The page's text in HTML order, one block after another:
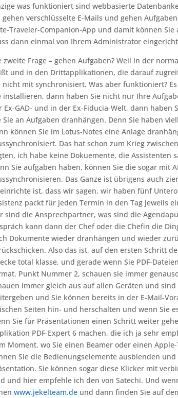
was funktioniert sind webbasierte
gehen verschlüsselte E-Mails und gehen
Traveler-Companion-App und damit können
dann einmal von Ihrem Administrator
zweite Frage – gehen Aufgaben? Weil in der
und in den Drittapplikationen, die darauf
nicht mit synchronisiert. Was aber funktioniert?
installieren, dann haben Sie nicht nur Ihre
Ex-GAD- und in der Ex-Fiducia-Welt, dann
Sie an Aufgaben dranhängen. Denn Sie haben
können Sie im Lotus-Notes eine Anlage
Das hat schon zum Krieg
ich habe keine Dokuemente, die Assistenten
Sie aufgaben haben, können Sie die sogar mit
Das Ganze ist übrigens auch
ist, dass wir sagen, wir haben fünf
packt für jeden Termin in den Tag jeweils
sind die Ansprechpartner, was sind die
kann dann der Chef oder die Chefin die
Dokumente wieder dranhängen und wieder
Also das ist, auf den ersten Schritt
total klasse, und gerade wenn Sie PDF-
Punkt Nummer 2, schauen sie immer
immer gleich aus auf allen Geräten und
und Sie können bereits in der E-Mail-
Seiten hin- und herschalten und wenn Sie
Sie für Präsentationen einen Schritt weiter
PDF-Expert 6 machen, die ich ja sehr
Moment, wo Sie einen Beamer oder einen
Sie die Bedienungselemente ausblenden
Sie können sogar diese Klicker mit
und hier empfehle ich den von Satechi. Und
www.jekelteam.de und dann finden Sie auf